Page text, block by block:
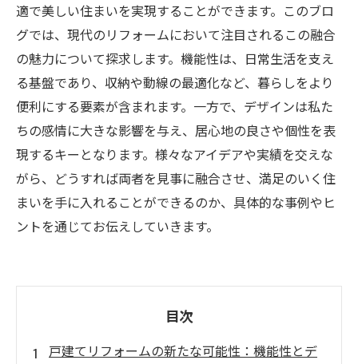
適で美しい住まいを実現することができます。このブロ
グでは、現代のリフォームにおいて注目されるこの融合
の魅力について探求します。機能性は、日常生活を支え
る基盤であり、収納や動線の最適化など、暮らしをより
便利にする要素が含まれます。一方で、デザインは私た
ちの感情に大きな影響を与え、居心地の良さや個性を表
現するキーとなります。様々なアイデアや実績を交えな
がら、どうすれば両者を見事に融合させ、満足のいく住
まいを手に入れることができるのか、具体的な事例やヒ
ントを通じてお伝えしていきます。
目次
戸建てリフォームの新たな可能性：機能性とデ